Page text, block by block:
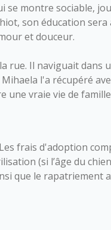
se montre sociable,
son éducation sera
et douceur.
rue. Il naviguait dans
l'a récupéré
vraie vie de
frais d'adoption
(si l’âge du
que le rapatriement